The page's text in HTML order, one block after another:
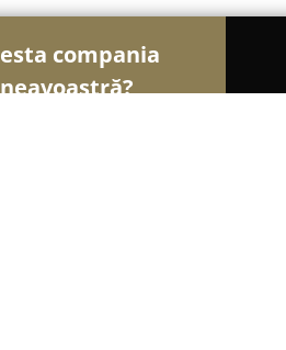
compania